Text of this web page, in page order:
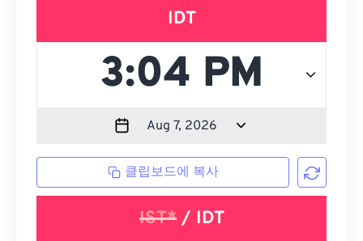
IDT
클립보드에 복사
IST*/ IDT